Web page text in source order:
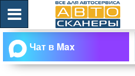
Чат в Max